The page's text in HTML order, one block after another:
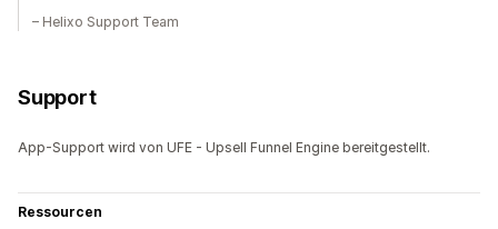
– Helixo Support Team
Support
App-Support wird von UFE - Upsell Funnel Engine bereitgestellt.
Ressourcen